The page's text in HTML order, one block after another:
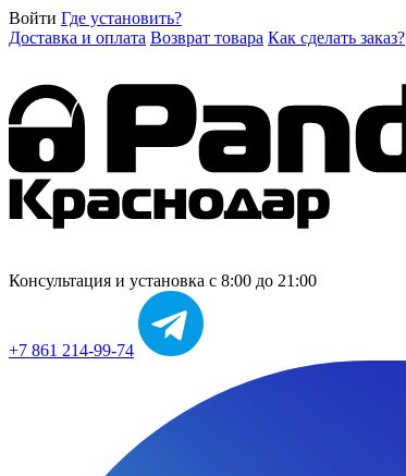
Войти Где установить?
Доставка и оплата Возврат товара Как сделать заказ?
Консультация и установка с 8:00 до 21:00
+7 861 214-99-74